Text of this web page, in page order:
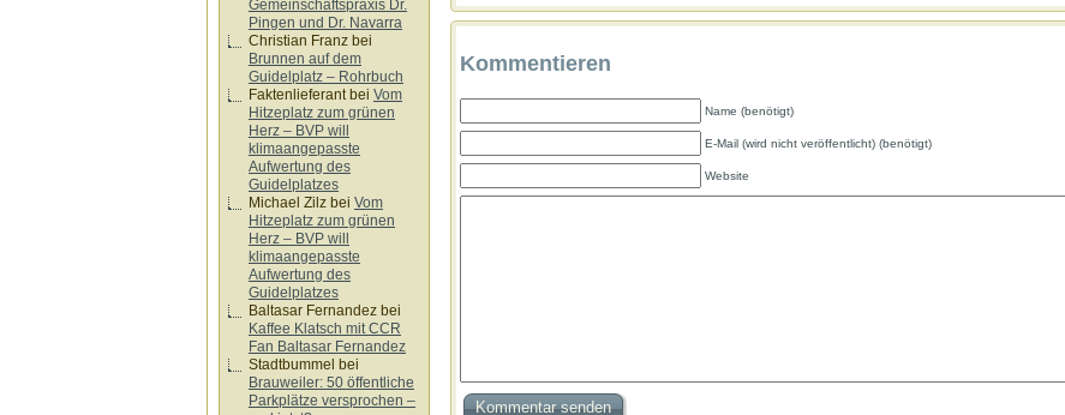
Gemeinschaftspraxis Dr.
Pingen und Dr. Navarra
Christian Franz bei
Brunnen auf dem
Guidelplatz – Rohrbuch
Faktenlieferantbei Vom
Hitzeplatz zum grünen
Herz – BVP will
klimaangepasste
Aufwertung des
Guidelplatzes
Michael Zilz bei Vom
Hitzeplatz zum grünen
Herz – BVP will
klimaangepasste
Aufwertung des
Guidelplatzes
Baltasar Fernandez bei
Kaffee Klatsch mit CCR
Fan Baltasar Fernandez
Stadtbummel bei
Brauweiler: 50 öffentliche
Parkplätze versprochen –
Kommentieren
Name (benötigt)
E-Mail (wird nicht veröffentlicht) (benötigt)
Website